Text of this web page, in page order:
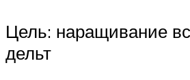
Цель: наращивание
дельт